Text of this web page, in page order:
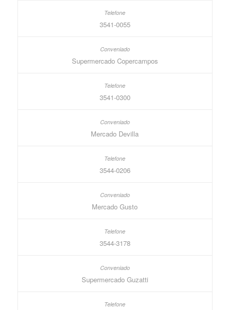
3541-0055
Supermercado Copercampos
3541-0300
Mercado Devilla
3544-0206
Mercado Gusto
3544-3178
Supermercado Guzatti